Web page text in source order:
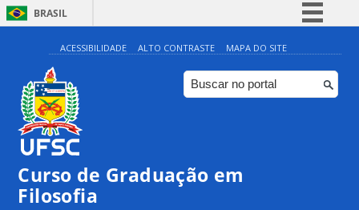
BRASIL
Simplifique!
Comunica BR
Participe
Canais
ACESSIBILIDADE ALTO CONTRASTE MAPA DO SITE
Curso de Graduação em
Filosofia